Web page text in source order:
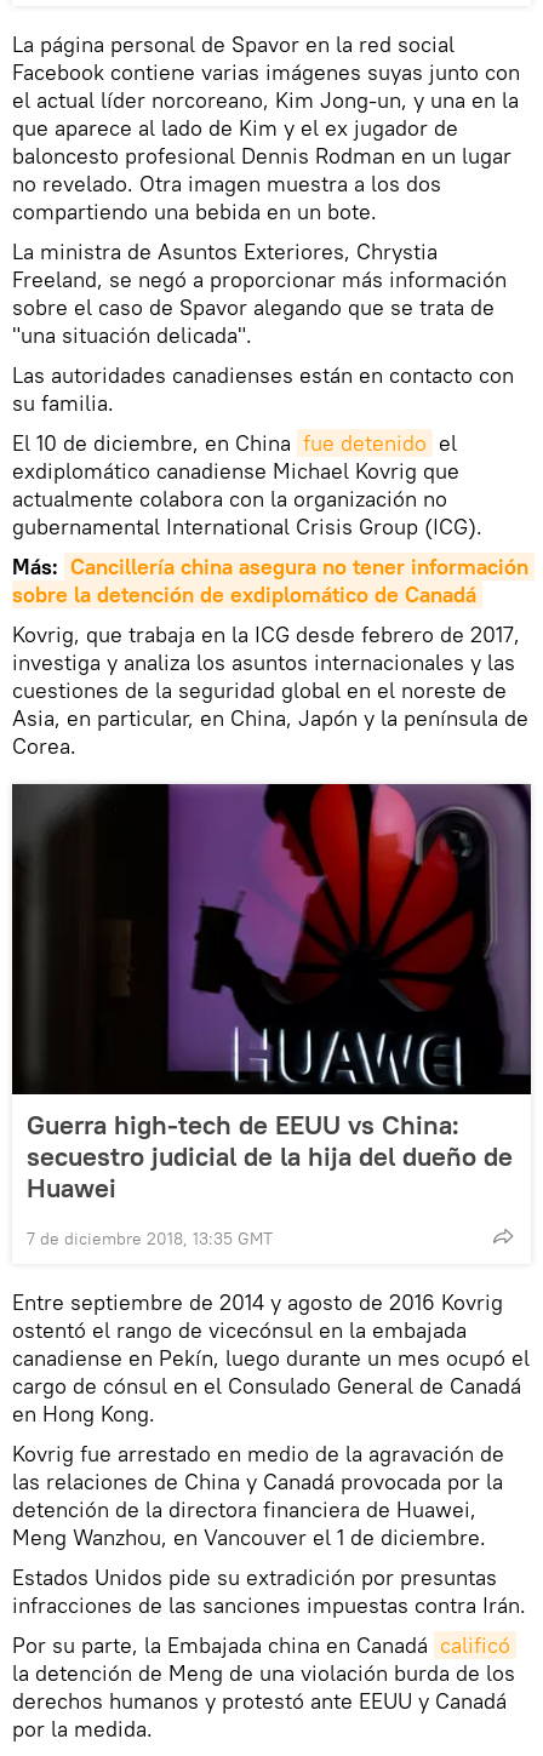
La página personal de Spavor en la red social
Facebook contiene varias imágenes suyas junto con
el actual líder norcoreano, Kim Jong-un, y una en la
que aparece al lado de Kim y el ex jugador de
baloncesto profesional Dennis Rodman en un lugar
no revelado. Otra imagen muestra a los dos
compartiendo una bebida en un bote.
La ministra de Asuntos Exteriores, Chrystia
Freeland, se negó a proporcionar más información
sobre el caso de Spavor alegando que se trata de
"una situación delicada".
Las autoridades canadienses están en contacto con
su familia.
El 10 de diciembre, en China fue detenido el
exdiplomático canadiense Michael Kovrig que
actualmente colabora con la organización no
gubernamental International Crisis Group (ICG).
Más: Cancillería china asegura no tener información
sobre la detención de exdiplomático de Canadá
Kovrig, que trabaja en la ICG desde febrero de 2017,
investiga y analiza los asuntos internacionales y las
cuestiones de la seguridad global en el noreste de
Asia, en particular, en China, Japón y la península de
Corea.
Guerra high-tech de EEUU vs China:
secuestro judicial de la hija del dueño de
Huawei
7 de diciembre 2018, 13:35 GMT
Entre septiembre de 2014 y agosto de 2016 Kovrig
ostentó el rango de vicecónsul en la embajada
canadiense en Pekín, luego durante un mes ocupó el
cargo de cónsul en el Consulado General de Canadá
en Hong Kong.
Kovrig fue arrestado en medio de la agravación de
las relaciones de China y Canadá provocada por la
detención de la directora financiera de Huawei,
Meng Wanzhou, en Vancouver el 1 de diciembre.
Estados Unidos pide su extradición por presuntas
infracciones de las sanciones impuestas contra Irán.
Por su parte, la Embajada china en Canadá calificó
la detención de Meng de una violación burda de los
derechos humanos y protestó ante EEUU y Canadá
por la medida.